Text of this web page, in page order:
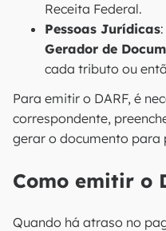
Receita Federal.
Pessoas Jurídicas
Gerador de
cada tributo ou
Para emitir o DARF, é
correspondente,
gerar o documento para
Como emitir o
Quando há atraso no